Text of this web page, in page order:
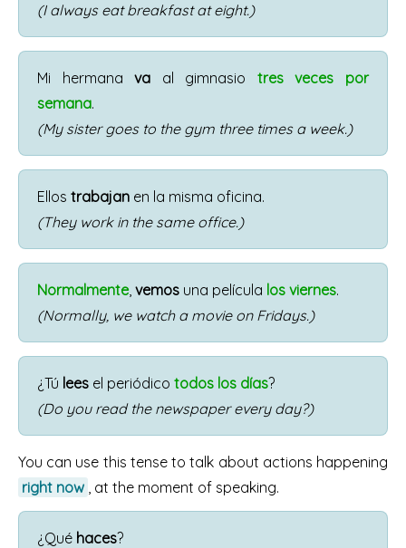
(I always eat breakfast at eight.)
Mi hermanava al gimnasio tres veces por
semana.
(My sister goes to the gym three times a week.)
Ellos trabajan en la misma oficina.
(They work in the same office.)
Normalmente, vemos una película los viernes.
(Normally, we watch a movie on Fridays.)
¿Tú lees el periódico todos los días?
(Do you read the newspaper every day?)
You can use this tense to talk about actions happening
right now , at the moment of speaking.
¿Qué haces?